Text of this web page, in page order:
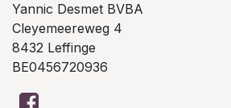
Yannic Desmet BVBA
Cleyemeereweg 4
8432 Leffinge
BE0456720936